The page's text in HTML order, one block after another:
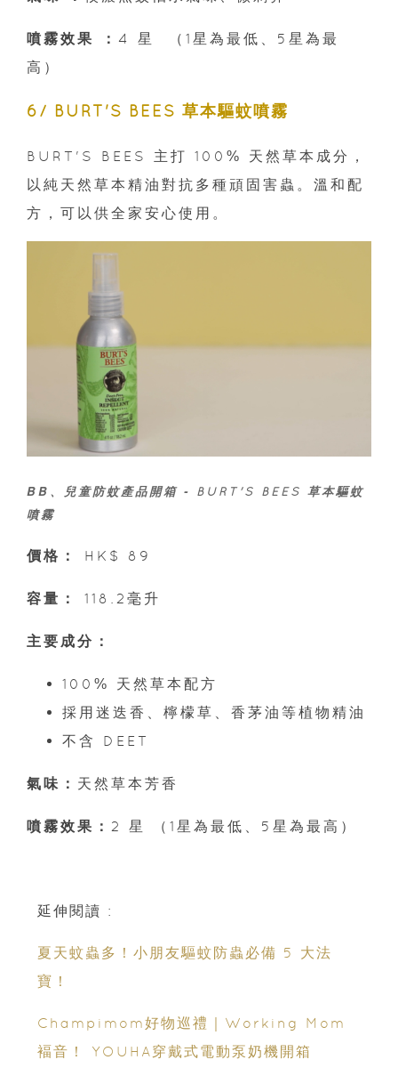
噴霧效果 ： 4 星 （1星為最低、5星為最
高）
6/ BURT'S BEES 草本驅蚊噴霧
BURT'S BEES 主打 100% 天然草本成分，
以純天然草本精油對抗多種頑固害蟲。溫和配
方，可以供全家安心使用。
BB、兒童防蚊產品開箱 -
BURT'S BEES 草本驅蚊
噴霧
價格： HK$ 89
容量： 118.2毫升
主要成分：
100% 天然草本配方
採用迷迭香、檸檬草、香茅油等植物精油
不含 DEET
氣味： 天然草本芳香
噴霧效果： 2 星 （1星為最低、5星為最高）
延伸閱讀 :
夏天蚊蟲多！小朋友驅蚊防蟲必備 5 大法
寶！
Champimom好物巡禮｜Working Mom
褔音！ YOUHA穿戴式電動泵奶機開箱